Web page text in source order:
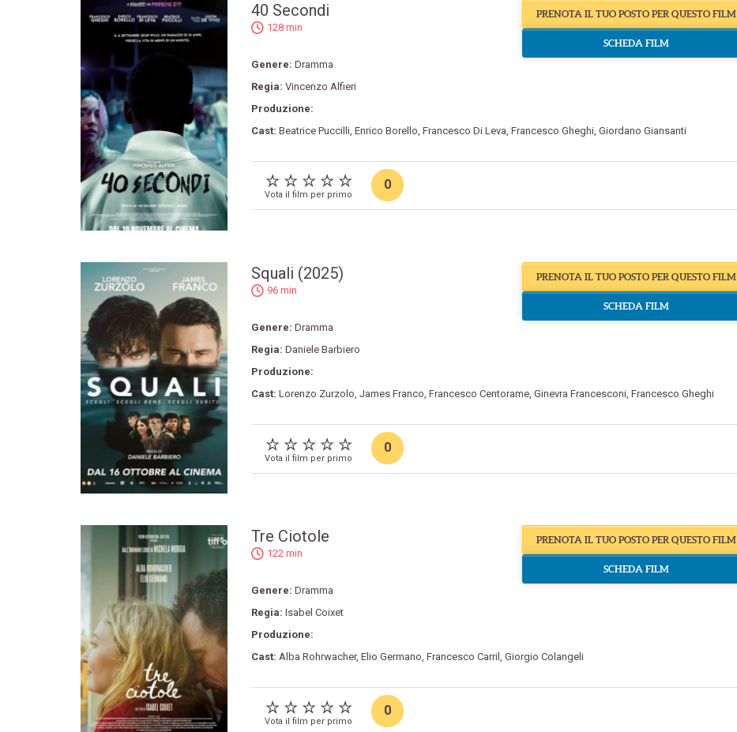
40 Secondi
128 min
Genere: Dramma
Regia: Vincenzo Alfieri
Produzione:
Cast: Beatrice Puccilli, Enrico Borello, Francesco Di Leva, Francesco Gheghi, Giordano Giansanti
PRENOTA IL TUO POSTO PER QUESTO FILM
SCHEDA FILM
Vota il film per primo
0
Squali (2025)
96 min
Genere: Dramma
Regia: Daniele Barbiero
Produzione:
Cast: Lorenzo Zurzolo, James Franco, Francesco Centorame, Ginevra Francesconi, Francesco Gheghi
PRENOTA IL TUO POSTO PER QUESTO FILM
SCHEDA FILM
Vota il film per primo
0
Tre Ciotole
122 min
Genere: Dramma
Regia: Isabel Coixet
Produzione:
Cast: Alba Rohrwacher, Elio Germano, Francesco Carril , Giorgio Colangeli
PRENOTA IL TUO POSTO PER QUESTO FILM
SCHEDA FILM
Vota il film per primo
0